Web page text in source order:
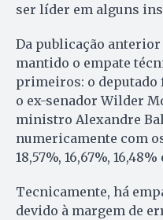
ser líder em alguns
Da publicação
mantido o empate
primeiros: o deputado
o ex-senador Wilder
ministro Alexandre
numericamente com
18,57%, 16,67%, 16,48%
Tecnicamente, há
devido à margem de